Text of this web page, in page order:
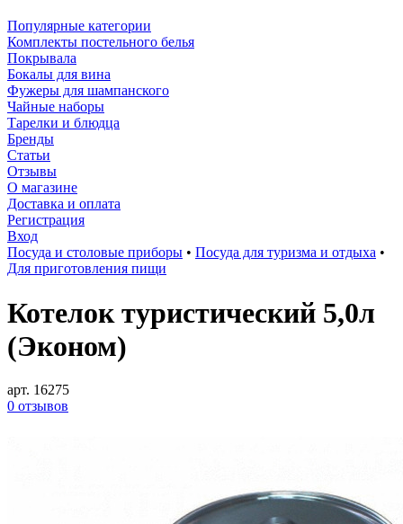
Популярные категории
Комплекты постельного белья
Покрывала
Бокалы для вина
Фужеры для шампанского
Чайные наборы
Тарелки и блюдца
Бренды
Статьи
Отзывы
О магазине
Доставка и оплата
Регистрация
Вход
Посуда и столовые приборы • Посуда для туризма и отдыха •
Для приготовления пищи
Котелок туристический 5,0л
(Эконом)
арт. 16275
0 отзывов